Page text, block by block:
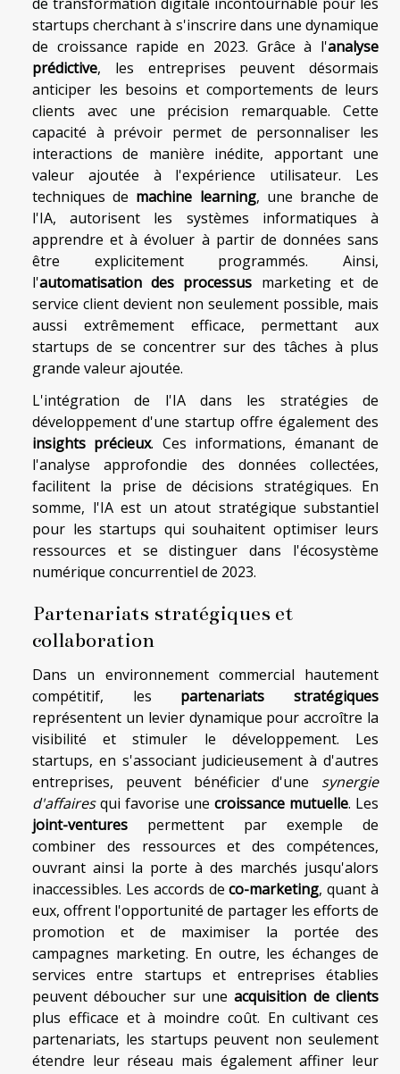
startups cherchant à s'inscrire dans une dynamique
de croissance rapide en 2023. Grâce à l'analyse
prédictive, les entreprises peuvent désormais
anticiper les besoins et comportements de leurs
clients avec une précision remarquable. Cette
capacité à prévoir permet de personnaliser les
interactions de manière inédite, apportant une
valeur ajoutée à l'expérience utilisateur. Les
techniques de machine learning, une branche de
l'IA, autorisent les systèmes informatiques à
apprendre et à évoluer à partir de données sans
être explicitement programmés. Ainsi,
l'automatisation des processus marketing et de
service client devient non seulement possible, mais
aussi extrêmement efficace, permettant aux
startups de se concentrer sur des tâches à plus
grande valeur ajoutée.
L'intégration de l'IA dans les stratégies de
développement d'une startup offre également des
insights précieux. Ces informations, émanant de
l'analyse approfondie des données collectées,
facilitent la prise de décisions stratégiques. En
somme, l'IA est un atout stratégique substantiel
pour les startups qui souhaitent optimiser leurs
ressources et se distinguer dans l'écosystème
numérique concurrentiel de 2023.
Partenariats stratégiques et
collaboration
Dans un environnement commercial hautement
compétitif, les partenariats stratégiques
représentent un levier dynamique pour accroître la
visibilité et stimuler le développement. Les
startups, en s'associant judicieusement à d'autres
entreprises, peuvent bénéficier d'une synergie
d'affairesqui favorise une croissance mutuelle. Les
joint-ventures permettent par exemple de
combiner des ressources et des compétences,
ouvrant ainsi la porte à des marchés jusqu'alors
inaccessibles. Les accords deco-marketing, quant à
eux, offrent l'opportunité de partager les efforts de
promotion et de maximiser la portée des
campagnes marketing. En outre, les échanges de
services entre startups et entreprises établies
peuvent déboucher sur uneacquisition de clients
plus efficace et à moindre coût. En cultivant ces
partenariats, les startups peuvent non seulement
étendre leur réseau mais également affiner leur